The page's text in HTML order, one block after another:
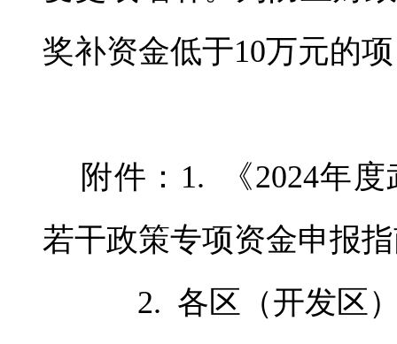
奖补资金低于10万元的
附件：1. 《2024年
若干政策专项资金申报
2. 各区（开发区